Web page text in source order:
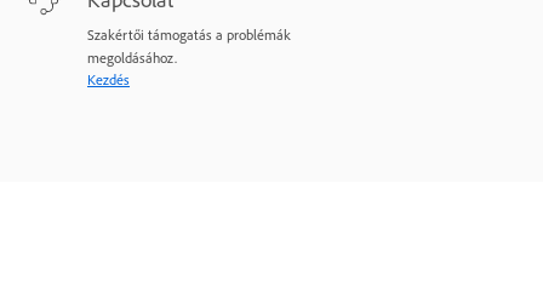
Szakértői támogatás a problémák
megoldásához.
Kezdés